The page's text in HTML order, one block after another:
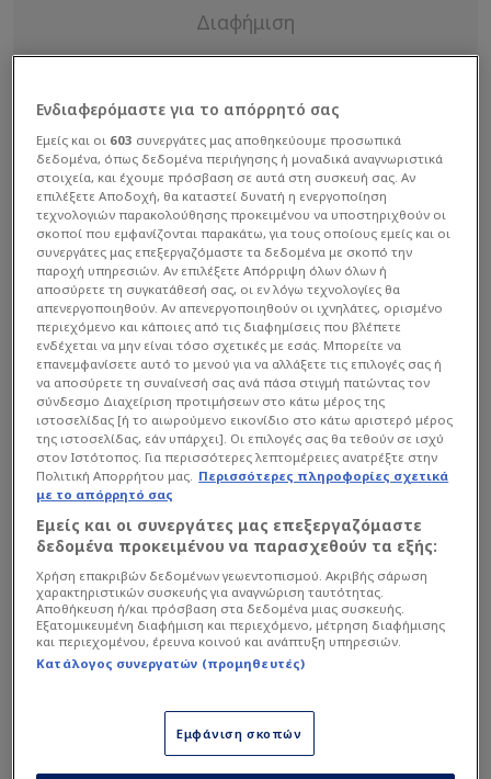
Το περιστατικό καταγράφηκε κυριολεκτικά στον
«αέρα», καθώς το τηλεοπτικό συνεργείο μετέδιδε
ζωντανά εικόνες από την περιοχή τη στιγμή που
σημειώθηκε η έκρηξη. Σύμφωνα με τις
πληροφορίες, οι δημοσιογράφοι δεν πρόλαβαν να
διακόψουν εγκαίρως τη σύνδεση, με αποτέλεσμα
οι εικόνες να μεταδοθούν απευθείας στο
τηλεοπτικό κοινό.
Στο βίντεο που κυκλοφόρησε αμέσως μετά στα
διεθνή μέσα και στα κοινωνικά δίκτυα,
διακρίνεται η στιγμή της πρόσκρουσης του
πυραύλου, ενώ λίγα δευτερόλεπτα αργότερα η
μετάδοση διακόπτεται.
Ενδιαφερόμαστε για το απόρρητό σας
Εμείς και οι 603 συνεργάτες μας αποθηκεύουμε προσωπικά
δεδομένα, όπως δεδομένα περιήγησης ή μοναδικά αναγνωριστικά
στοιχεία, και έχουμε πρόσβαση σε αυτά στη συσκευή σας. Αν
επιλέξετε Αποδοχή, θα καταστεί δυνατή η ενεργοποίηση
τεχνολογιών παρακολούθησης προκειμένου να υποστηριχθούν οι
σκοποί που εμφανίζονται παρακάτω, για τους οποίους εμείς και οι
συνεργάτες μας επεξεργαζόμαστε τα δεδομένα με σκοπό την
παροχή υπηρεσιών. Αν επιλέξετε Απόρριψη όλων όλων ή
αποσύρετε τη συγκατάθεσή σας, οι εν λόγω τεχνολογίες θα
απενεργοποιηθούν. Αν απενεργοποιηθούν οι ιχνηλάτες, ορισμένο
περιεχόμενο και κάποιες από τις διαφημίσεις που βλέπετε
ενδέχεται να μην είναι τόσο σχετικές με εσάς. Μπορείτε να
επανεμφανίσετε αυτό το μενού για να αλλάξετε τις επιλογές σας ή
να αποσύρετε τη συναίνεσή σας ανά πάσα στιγμή πατώντας τον
σύνδεσμο Διαχείριση προτιμήσεων στο κάτω μέρος της
ιστοσελίδας [ή το αιωρούμενο εικονίδιο στο κάτω αριστερό μέρος
της ιστοσελίδας, εάν υπάρχει]. Οι επιλογές σας θα τεθούν σε ισχύ
στον Ιστότοπος. Για περισσότερες λεπτομέρειες ανατρέξτε στην
Πολιτική Απορρήτου μας. Περισσότερες πληροφορίες σχετικά
με το απόρρητό σας
Εμείς και οι συνεργάτες μας επεξεργαζόμαστε
δεδομένα προκειμένου να παρασχεθούν τα εξής:
Χρήση επακριβών δεδομένων γεωεντοπισμού. Ακριβής σάρωση
χαρακτηριστικών συσκευής για αναγνώριση ταυτότητας.
Αποθήκευση ή/και πρόσβαση στα δεδομένα μιας συσκευής.
Εξατομικευμένη διαφήμιση και περιεχόμενο, μέτρηση διαφήμισης
και περιεχομένου, έρευνα κοινού και ανάπτυξη υπηρεσιών.
Κατάλογος συνεργατών (προμηθευτές)
Εμφάνιση σκοπών